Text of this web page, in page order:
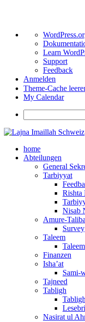
Über
WordPress
Learn
Support
Feedback
Anmelden
Theme-Cache
My Calendar
Zum
springenhome
Abteilungen
General
Tarbiyyat
Rishta
Nisab
Amure-
Survey
Taleem
Finanzen
Isha’at
Sami-
Tajneed
Tabligh
Nasirat ul